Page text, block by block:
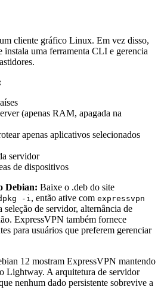
cliente gráfico Linux. Em vez disso,
instala uma ferramenta CLI e gerencia
(apenas RAM, apagada na
apenas aplicativos selecionados
servidor
de dispositivos
Debian: Baixe o .deb do site
-i , então ative com expressvpn
de servidor, alternância de
ExpressVPN também fornece
para usuários que preferem gerenciar
12 mostram ExpressVPN mantendo
Lightway. A arquitetura de servidor
nenhum dado persistente sobrevive a